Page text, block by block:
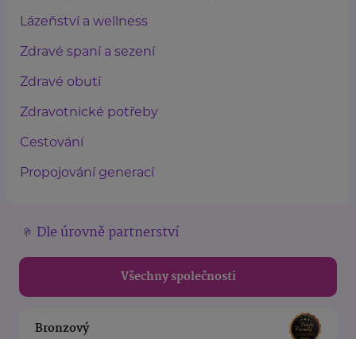
Lázeňství a wellness
Zdravé spaní a sezení
Zdravé obutí
Zdravotnické potřeby
Cestování
Propojování generací
Dle úrovně partnerství
Všechny společnosti
Bronzový